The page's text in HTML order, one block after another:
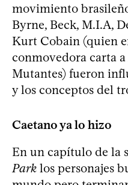
movimiento
Byrne, Beck, M.I.A,
Kurt Cobain (quien
conmovedora carta
Mutantes) fueron
y los conceptos del
Caetano ya lo hizo
En un capítulo de la
Park los personajes